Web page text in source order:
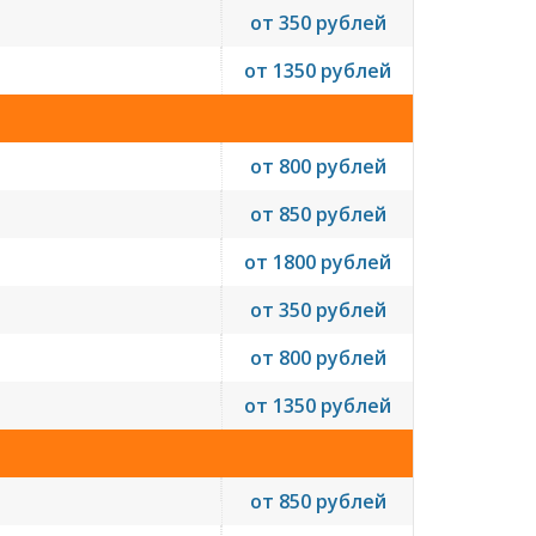
от 350 рублей
от 1350 рублей
от 800 рублей
от 850 рублей
от 1800 рублей
от 350 рублей
от 800 рублей
от 1350 рублей
от 850 рублей